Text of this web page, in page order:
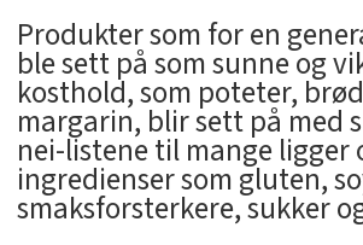
Produkter som for en
ble sett på som sunne og
kosthold, som poteter,
margarin, blir sett på med
nei-listene til mange ligger
ingredienser som gluten,
smaksforsterkere, sukker